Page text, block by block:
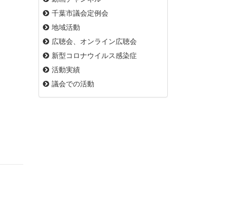
千葉市議会定例会
地域活動
広聴会、オンライン広聴会
新型コロナウイルス感染症
活動実績
議会での活動